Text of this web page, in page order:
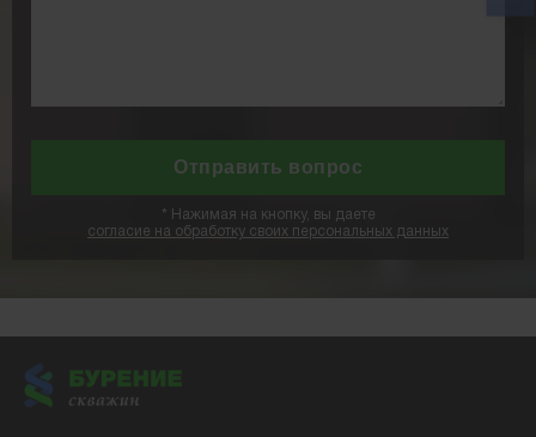
* Нажимая на кнопку, вы даете
согласие на обработку своих персональных данных